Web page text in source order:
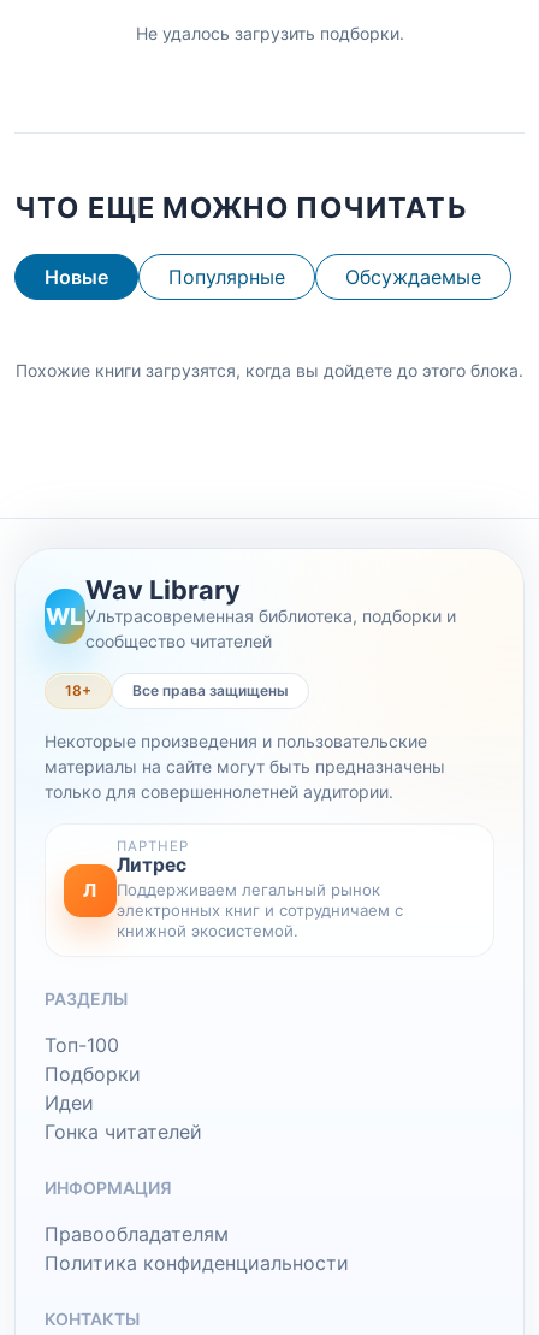
Не удалось загрузить подборки.
ЧТО ЕЩЕ МОЖНО ПОЧИТАТЬ
Новые Популярные Обсуждаемые
Похожие книги загрузятся, когда вы дойдете до этого блока.
WL
Wav Library
Ультрасовременная библиотека, подборки и
сообщество читателей
18+ Все права защищены
Некоторые произведения и пользовательские
материалы на сайте могут быть предназначены
только для совершеннолетней аудитории.
Л
ПАРТНЕР
Литрес
Поддерживаем легальный рынок
электронных книг и сотрудничаем с
книжной экосистемой.
РАЗДЕЛЫ
Топ-100
Подборки
Идеи
Гонка читателей
ИНФОРМАЦИЯ
Правообладателям
Политика конфиденциальности
КОНТАКТЫ